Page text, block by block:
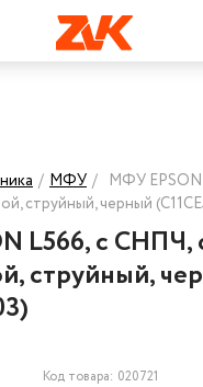
/ МФУ / МФУ
струйный, черный
L566, с СНПЧ,
струйный,
Код товара: 020721